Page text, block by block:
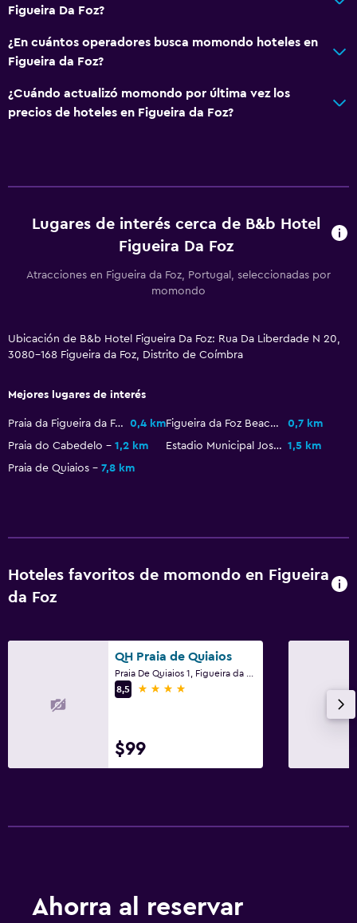
Seguridad las 24 horas
Caja fuerte
Baño
Tina de baño
Papel higiénico
Baño privado
Alfombrado
Espacio de almacenamiento
Enchufe cerca de la cama
Bar/lounge
Cafetera
Sistema de entretenimiento
TV de pantalla plana
Fax/fotocopiadora
Figueira Da Foz?
¿En cuántos operadores busca momondo hoteles en
Figueira da Foz?
¿Cuándo actualizó momondo por última vez los
precios de hoteles en Figueira da Foz?
Lugares de interés cerca de B&b Hotel
Figueira Da Foz
Atracciones en Figueira da Foz, Portugal, seleccionadas por
momondo
Ubicación de B&b Hotel Figueira Da Foz: Rua Da Liberdade N 20,
3080-168 Figueira da Foz, Distrito de Coímbra
Mejores lugares de interés
Praia da Figueira da Foz 0,4 km Figueira da Foz Beach
0,7 km
Praia do Cabedelo
1,2 km Estadio Municipal Jose Bento Pessoa 1,5 km
Praia de Quiaios
7,8 km
Hoteles favoritos de momondo en Figueira
da Foz
QH Praia de Quiaios
8,5
4 estrellas
$99
Ahorra al reservar